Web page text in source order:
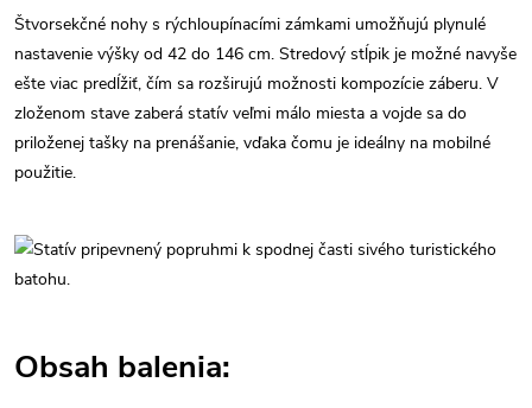
Štvorsekčné nohy s rýchloupínacími zámkami umožňujú plynulé
nastavenie výšky od 42 do 146 cm. Stredový stĺpik je možné navyše
ešte viac predĺžiť, čím sa rozširujú možnosti kompozície záberu. V
zloženom stave zaberá statív veľmi málo miesta a vojde sa do
priloženej tašky na prenášanie, vďaka čomu je ideálny na mobilné
použitie.
Obsah balenia: